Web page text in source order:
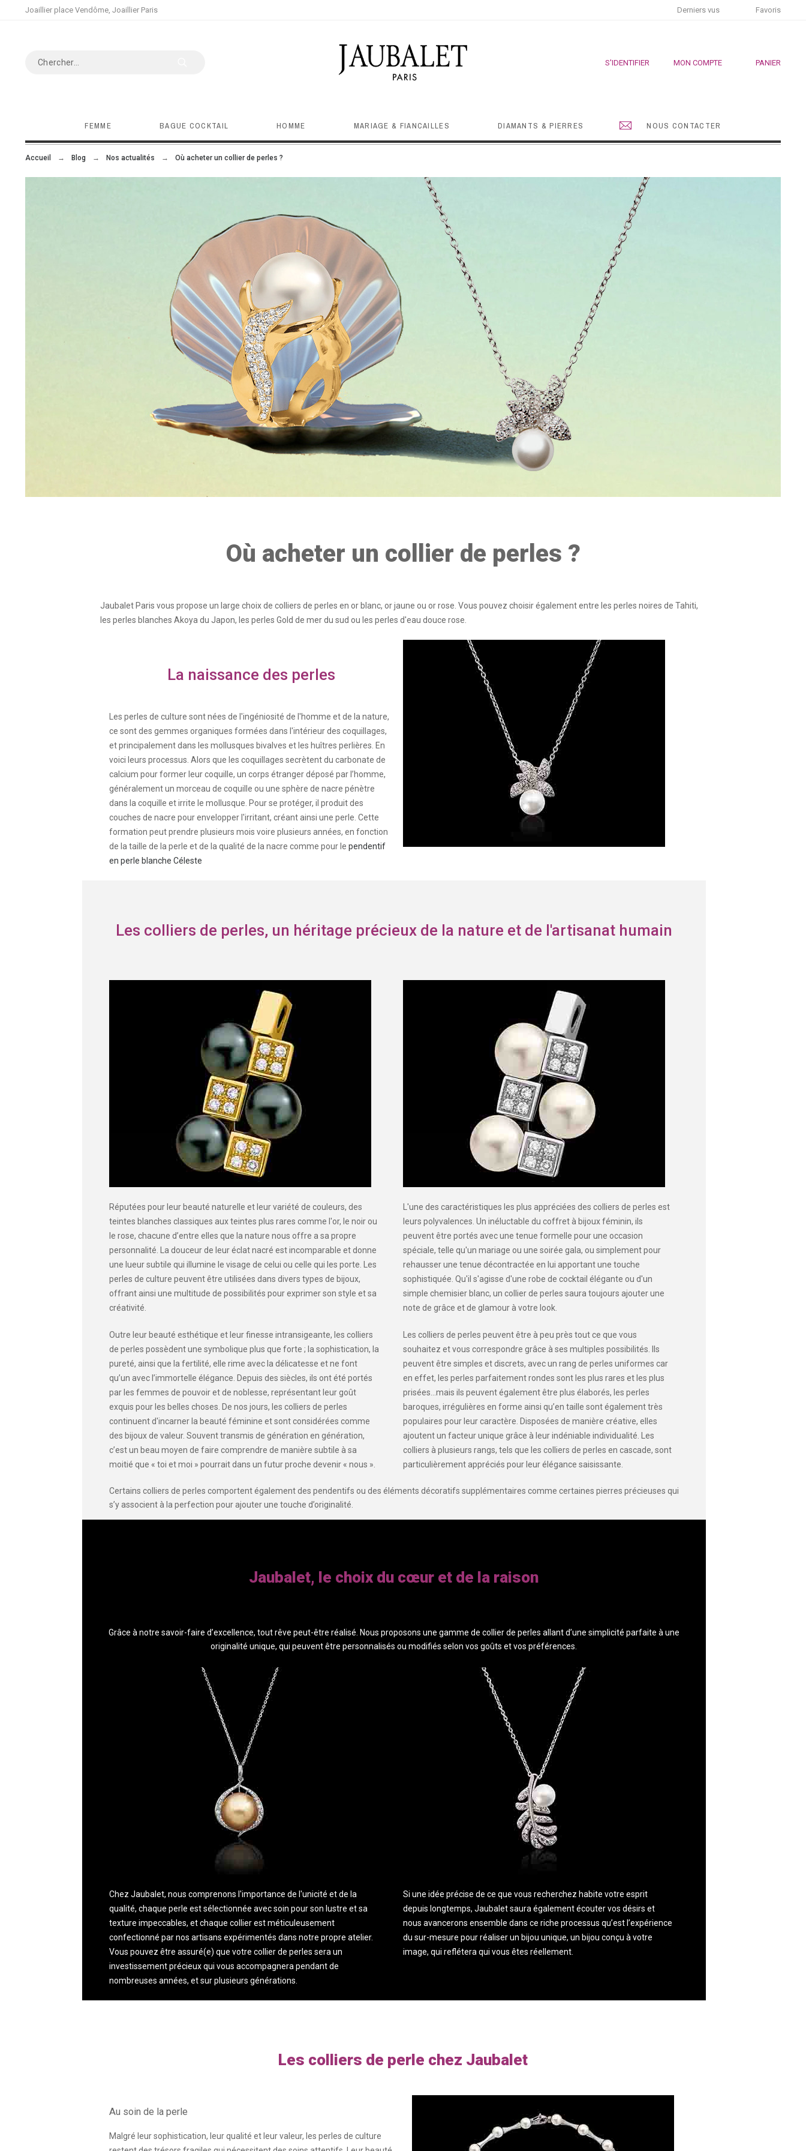
Joaillier place Vendôme, Joaillier Paris Derniers vus Favoris
S'IDENTIFIER MON COMPTE PANIER
FEMME BAGUE COCKTAIL HOMME MARIAGE & FIANCAILLES DIAMANTS & PIERRES NOUS CONTACTER
Accueil Blog Nos actualités Où acheter un collier de perles ?
Où acheter un collier de perles ?
Jaubalet Paris vous propose un large choix de colliers de perles en or blanc, or jaune ou or rose. Vous pouvez choisir également entre les perles noires de Tahiti,
les perles blanches Akoya du Japon, les perles Gold de mer du sud ou les perles d'eau douce rose.
La naissance des perles
Les perles de culture sont nées de l'ingéniosité de l'homme et de la nature,
ce sont des gemmes organiques formées dans l'intérieur des coquillages,
et principalement dans les mollusques bivalves et les huîtres perlières. En
voici leurs processus. Alors que les coquillages secrètent du carbonate de
calcium pour former leur coquille, un corps étranger déposé par l’homme,
généralement un morceau de coquille ou une sphère de nacre pénètre
dans la coquille et irrite le mollusque. Pour se protéger, il produit des
couches de nacre pour envelopper l'irritant, créant ainsi une perle. Cette
formation peut prendre plusieurs mois voire plusieurs années, en fonction
de la taille de la perle et de la qualité de la nacre comme pour le pendentif
en perle blanche Céleste
Les colliers de perles, un héritage précieux de la nature et de l'artisanat humain
Réputées pour leur beauté naturelle et leur variété de couleurs, des
teintes blanches classiques aux teintes plus rares comme l'or, le noir ou
le rose, chacune d’entre elles que la nature nous offre a sa propre
personnalité. La douceur de leur éclat nacré est incomparable et donne
une lueur subtile qui illumine le visage de celui ou celle qui les porte. Les
perles de culture peuvent être utilisées dans divers types de bijoux,
offrant ainsi une multitude de possibilités pour exprimer son style et sa
créativité.
Outre leur beauté esthétique et leur finesse intransigeante, les colliers
de perles possèdent une symbolique plus que forte ; la sophistication, la
pureté, ainsi que la fertilité, elle rime avec la délicatesse et ne font
qu’un avec l’immortelle élégance. Depuis des siècles, ils ont été portés
par les femmes de pouvoir et de noblesse, représentant leur goût
exquis pour les belles choses. De nos jours, les colliers de perles
continuent d'incarner la beauté féminine et sont considérées comme
des bijoux de valeur. Souvent transmis de génération en génération,
c’est un beau moyen de faire comprendre de manière subtile à sa
moitié que « toi et moi » pourrait dans un futur proche devenir « nous ».
L'une des caractéristiques les plus appréciées des colliers de perles est
leurs polyvalences. Un inéluctable du coffret à bijoux féminin, ils
peuvent être portés avec une tenue formelle pour une occasion
spéciale, telle qu'un mariage ou une soirée gala, ou simplement pour
rehausser une tenue décontractée en lui apportant une touche
sophistiquée. Qu'il s'agisse d'une robe de cocktail élégante ou d'un
simple chemisier blanc, un collier de perles saura toujours ajouter une
note de grâce et de glamour à votre look.
Les colliers de perles peuvent être à peu près tout ce que vous
souhaitez et vous correspondre grâce à ses multiples possibilités. Ils
peuvent être simples et discrets, avec un rang de perles uniformes car
en effet, les perles parfaitement rondes sont les plus rares et les plus
prisées…mais ils peuvent également être plus élaborés, les perles
baroques, irrégulières en forme ainsi qu’en taille sont également très
populaires pour leur caractère. Disposées de manière créative, elles
ajoutent un facteur unique grâce à leur indéniable individualité. Les
colliers à plusieurs rangs, tels que les colliers de perles en cascade, sont
particulièrement appréciés pour leur élégance saisissante.
Certains colliers de perles comportent également des pendentifs ou des éléments décoratifs supplémentaires comme certaines pierres précieuses qui
s’y associent à la perfection pour ajouter une touche d’originalité.
Jaubalet, le choix du cœur et de la raison
Grâce à notre savoir-faire d’excellence, tout rêve peut-être réalisé. Nous proposons une gamme de collier de perles allant d’une simplicité parfaite à une
originalité unique, qui peuvent être personnalisés ou modifiés selon vos goûts et vos préférences.
Chez Jaubalet, nous comprenons l'importance de l'unicité et de la
qualité, chaque perle est sélectionnée avec soin pour son lustre et sa
texture impeccables, et chaque collier est méticuleusement
confectionné par nos artisans expérimentés dans notre propre atelier.
Vous pouvez être assuré(e) que votre collier de perles sera un
investissement précieux qui vous accompagnera pendant de
nombreuses années, et sur plusieurs générations.
Si une idée précise de ce que vous recherchez habite votre esprit
depuis longtemps, Jaubalet saura également écouter vos désirs et
nous avancerons ensemble dans ce riche processus qu’est l’expérience
du sur-mesure pour réaliser un bijou unique, un bijou conçu à votre
image, qui reflétera qui vous êtes réellement.
Les colliers de perle chez Jaubalet
Au soin de la perle
Malgré leur sophistication, leur qualité et leur valeur, les perles de culture